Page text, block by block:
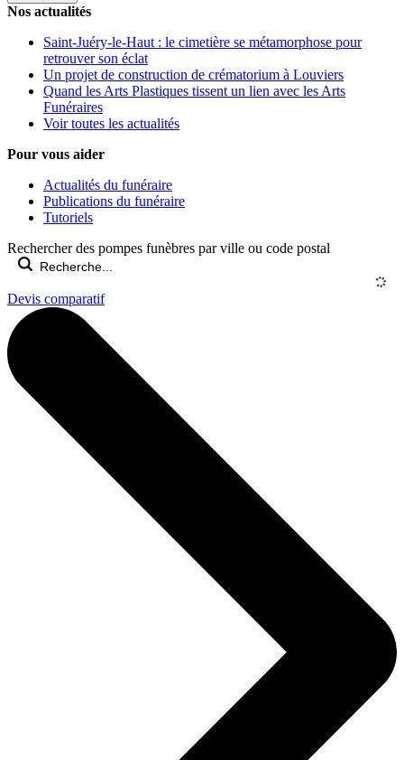
Nos actualités
Saint-Juéry-le-Haut : le cimetière se métamorphose pour
retrouver son éclat
Un projet de construction de crématorium à Louviers
Quand les Arts Plastiques tissent un lien avec les Arts
Funéraires
Voir toutes les actualités
Pour vous aider
Actualités du funéraire
Publications du funéraire
Tutoriels
Rechercher des pompes funèbres par ville ou code postal
Devis comparatif